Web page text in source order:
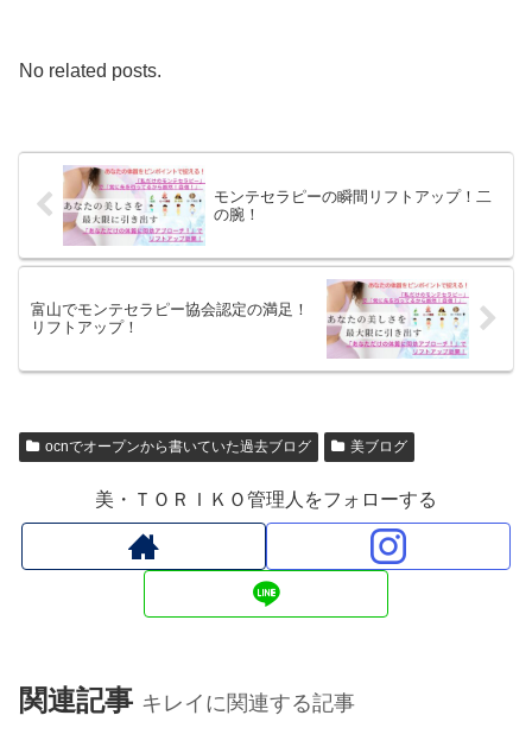
No related posts.
モンテセラピーの瞬間リフトアップ！二
の腕！
富山でモンテセラピー協会認定の満足！
リフトアップ！
ocnでオープンから書いていた過去ブログ 美ブログ
美・ＴＯＲＩＫＯ管理人をフォローする
関連記事 キレイに関連する記事